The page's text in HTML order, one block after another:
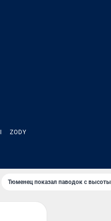
ZODY
Тюменец показал паводок с высоты